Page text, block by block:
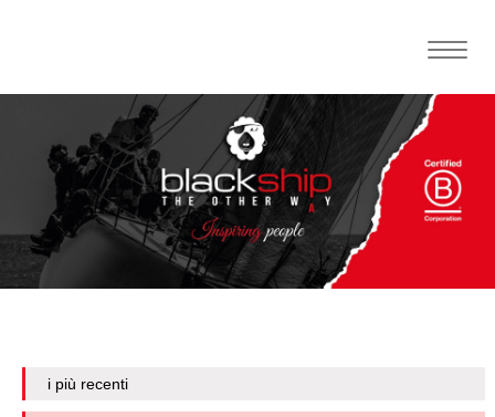
Toggle
i più recenti